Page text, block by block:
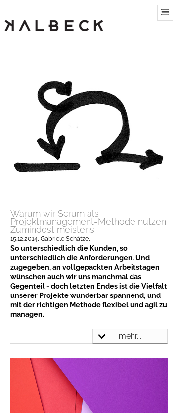
Warum wir Scrum als
Projektmanagement-Methode nutzen.
Zumindest meistens.
15.12.2014, Gabriele Schätzel
So unterschiedlich die Kunden, so
unterschiedlich die Anforderungen. Und
zugegeben, an vollgepackten Arbeitstagen
wünschen auch wir uns manchmal das
Gegenteil - doch letzten Endes ist die Vielfalt
unserer Projekte wunderbar spannend; und
mit der richtigen Methode flexibel und agil zu
managen.
mehr...